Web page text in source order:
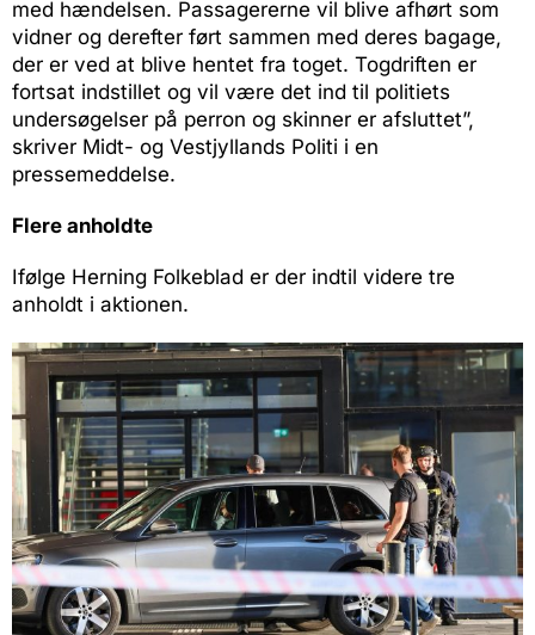
med hændelsen. Passagererne vil blive afhørt som
vidner og derefter ført sammen med deres bagage,
der er ved at blive hentet fra toget. Togdriften er
fortsat indstillet og vil være det ind til politiets
undersøgelser på perron og skinner er afsluttet”,
skriver Midt- og Vestjyllands Politi i en
pressemeddelse.
Flere anholdte
Ifølge Herning Folkeblad er der indtil videre tre
anholdt i aktionen.